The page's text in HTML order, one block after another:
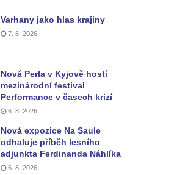
Varhany jako hlas krajiny
7. 8. 2026
Nová Perla v Kyjově hostí
mezinárodní festival
Performance v časech krizí
6. 8. 2026
Nová expozice Na Saule
odhaluje příběh lesního
adjunkta Ferdinanda Náhlíka
6. 8. 2026